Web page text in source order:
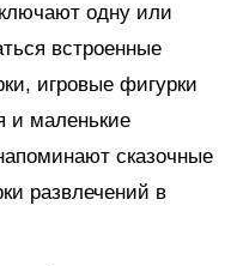
одну или
встроенные
игровые фигурки
и маленькие
сказочные
развлечений в